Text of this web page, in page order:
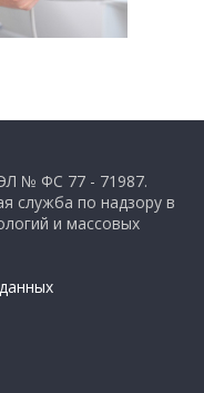
№ ФС 77 - 71987.
служба по надзору в
и массовых